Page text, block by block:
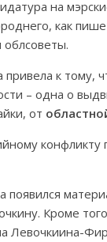
на
как
к тому,
– одна о
от
Кроме
Левочкиина-